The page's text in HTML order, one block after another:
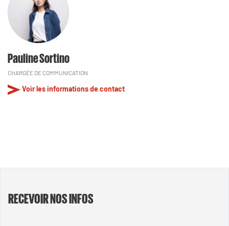
Pauline Sortino
CHARGÉE DE COMMUNICATION
Voir les informations de contact
RECEVOIR NOS INFOS